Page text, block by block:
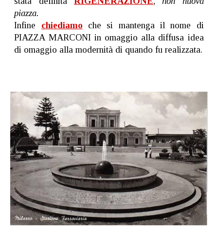
piazza.
Infine chiediamo che si mantenga il nome di
PIAZZA MARCONI in omaggio alla diffusa idea
di omaggio alla modernità di quando fu realizzata.